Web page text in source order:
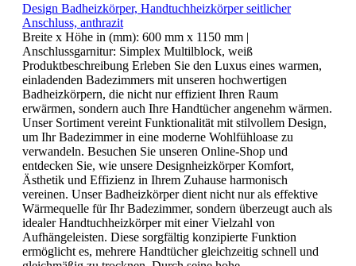
Design Badheizkörper, Handtuchheizkörper seitlicher
Anschluss, anthrazit
Breite x Höhe in (mm): 600 mm x 1150 mm |
Anschlussgarnitur: Simplex Multilblock, weiß
Produktbeschreibung Erleben Sie den Luxus eines warmen,
einladenden Badezimmers mit unseren hochwertigen
Badheizkörpern, die nicht nur effizient Ihren Raum
erwärmen, sondern auch Ihre Handtücher angenehm wärmen.
Unser Sortiment vereint Funktionalität mit stilvollem Design,
um Ihr Badezimmer in eine moderne Wohlfühloase zu
verwandeln. Besuchen Sie unseren Online-Shop und
entdecken Sie, wie unsere Designheizkörper Komfort,
Ästhetik und Effizienz in Ihrem Zuhause harmonisch
vereinen. Unser Badheizkörper dient nicht nur als effektive
Wärmequelle für Ihr Badezimmer, sondern überzeugt auch als
idealer Handtuchheizkörper mit einer Vielzahl von
Aufhängeleisten. Diese sorgfältig konzipierte Funktion
ermöglicht es, mehrere Handtücher gleichzeitig schnell und